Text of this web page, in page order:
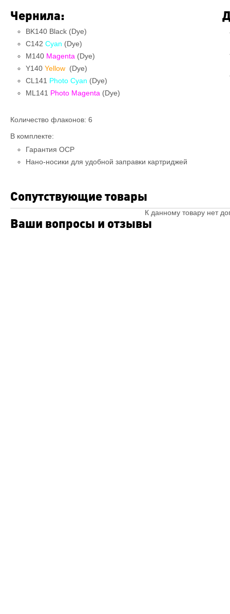
Чернила:
BK140 Black (Dye)
C142 Cyan (Dye)
M140 Magenta (Dye)
Y140 Yellow (Dye)
CL141 Photo Cyan (Dye)
ML141 Photo Magenta (Dye)
Количество флаконов: 6
В комплекте:
Гарантия OCP
Нано-носики для удобной заправки картриджей
Сопутствующие товары
К данному товару нет
Ваши вопросы и отзывы